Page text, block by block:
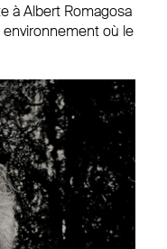
à Albert Romagosa
où le